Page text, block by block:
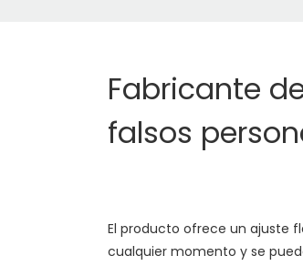
Fabricante
falsos
El producto ofrece un ajuste
cualquier momento y se